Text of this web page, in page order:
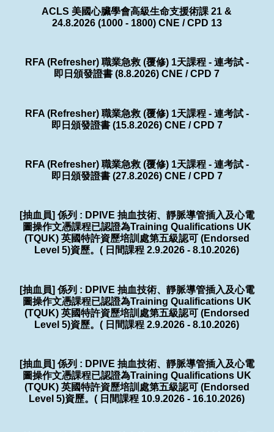
ACLS 美國心臟學會高級生命支援術課 21 &
24.8.2026 (1000 - 1800) CNE / CPD 13
RFA (Refresher) 職業急救 (覆修) 1天課程 - 連考試 -
即日頒發證書 (8.8.2026) CNE / CPD 7
RFA (Refresher) 職業急救 (覆修) 1天課程 - 連考試 -
即日頒發證書 (15.8.2026) CNE / CPD 7
RFA (Refresher) 職業急救 (覆修) 1天課程 - 連考試 -
即日頒發證書 (27.8.2026) CNE / CPD 7
[抽血員] 係列 : DPIVE 抽血技術、靜脈導管插入及心電
圖操作文憑課程已認證為Training Qualifications UK
(TQUK) 英國特許資歷培訓處第五級認可 (Endorsed
Level 5)資歷。( 日間課程 2.9.2026 - 8.10.2026)
[抽血員] 係列 : DPIVE 抽血技術、靜脈導管插入及心電
圖操作文憑課程已認證為Training Qualifications UK
(TQUK) 英國特許資歷培訓處第五級認可 (Endorsed
Level 5)資歷。( 日間課程 2.9.2026 - 8.10.2026)
[抽血員] 係列 : DPIVE 抽血技術、靜脈導管插入及心電
圖操作文憑課程已認證為Training Qualifications UK
(TQUK) 英國特許資歷培訓處第五級認可 (Endorsed
Level 5)資歷。( 日間課程 10.9.2026 - 16.10.2026)